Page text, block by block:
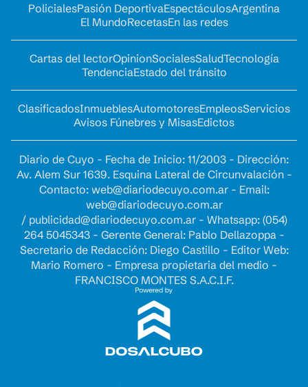
PolicialesPasión DeportivaEspectáculosArgentina
El MundoRecetasEn las redes
Cartas del lectorOpinionSocialesSaludTecnología
TendenciaEstado del tránsito
ClasificadosInmueblesAutomotoresEmpleosServicios
Avisos Fúnebres y MisasEdictos
Diario de Cuyo - Fecha de Inicio: 11/2003 - Dirección:
Av. Alem Sur 1639. Esquina Lateral de Circunvalación -
Contacto: web@diariodecuyo.com.ar- Email:
web@diariodecuyo.com.ar
/ publicidad@diariodecuyo.com.ar- Whatsapp: (054)
264 5045343 - Gerente General: Pablo Dellazoppa -
Secretario de Redacción: Diego Castillo - Editor Web:
Mario Romero - Empresa propietaria del medio -
FRANCISCO MONTES S.A.C.I.F.